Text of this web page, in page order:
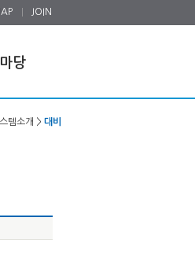
JOIN
당
템소개 > 대비